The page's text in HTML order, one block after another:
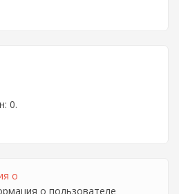
0.
о
о пользователе